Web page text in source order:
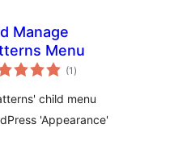
Manage
Menu
(1 tổng
đánh
)
child menu
'Appearance'